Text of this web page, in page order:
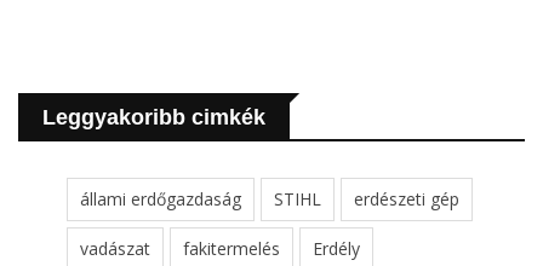
Leggyakoribb cimkék
állami erdőgazdaság STIHL erdészeti gép
vadászat fakitermelés Erdély